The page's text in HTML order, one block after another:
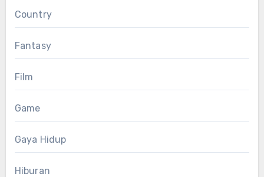
Country
Fantasy
Film
Game
Gaya Hidup
Hiburan